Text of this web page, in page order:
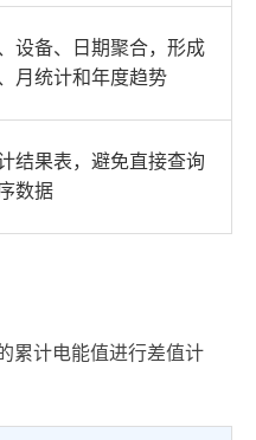
设备、日期聚合，形成
月统计和年度趋势
结果表，避免直接查询
数据
累计电能值进行差值计